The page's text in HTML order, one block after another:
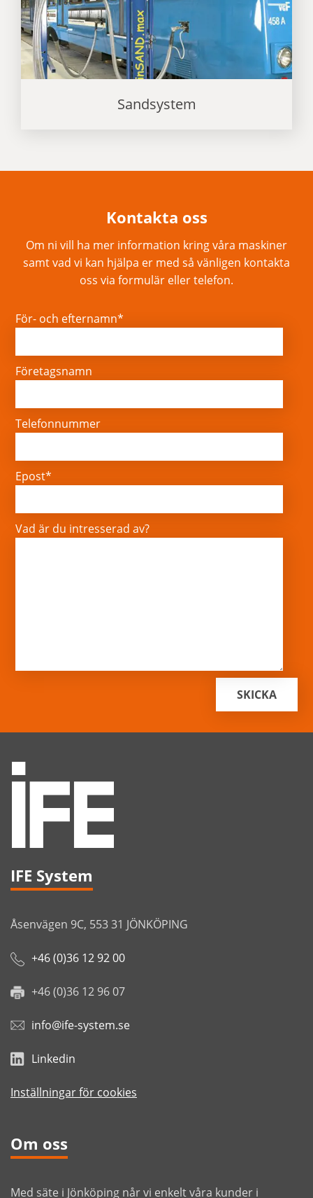
Sandsystem
Kontakta oss
Om ni vill ha mer information kring våra maskiner
samt vad vi kan hjälpa er med så vänligen kontakta
oss via formulär eller telefon.
För- och efternamn*
Företagsnamn
Telefonnummer
Epost*
Vad är du intresserad av?
IFE System
Åsenvägen 9C, 553 31 JÖNKÖPING
+46 (0)36 12 92 00
+46 (0)36 12 96 07
info@ife-system.se
Linkedin
Inställningar för cookies
Om oss
Med säte i Jönköping når vi enkelt våra kunder i